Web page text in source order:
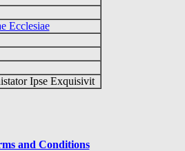
Ecclesiae
Ipse Exquisivit
and Conditions